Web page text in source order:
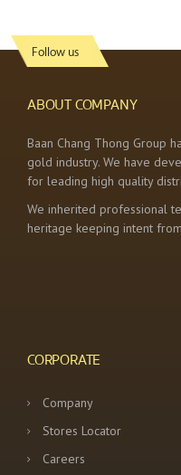
Follow us
ABOUT COMPANY
Baan Chang Thong Group
gold industry. We have
for leading high quality
We inherited professional
heritage keeping intent
CORPORATE
Company
Stores Locator
Careers